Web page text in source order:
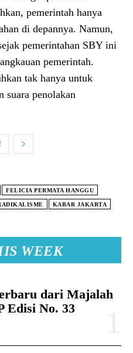
WEEK
dari Majalah
Edisi No. 33
pemerintah hanya
di depannya. Namun,
pemerintahan SBY ini
pemerintah.
tak hanya untuk
suara penolakan
FELICIA PERMATA HANGGU
KABAR JAKARTA